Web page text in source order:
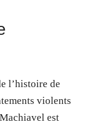
l’histoire de
violents
est